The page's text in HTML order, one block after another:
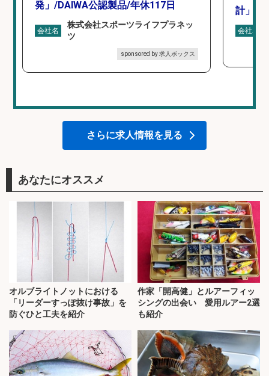
発」/DAIWA公認製品/年休117日
会社名
株式会社スポーツライフプラネッ
ツ
sponsored by 求人ボックス
計」
会社名
さらに求人情報を見る
あなたにオススメ
オルブライトノットにおける
「リーダーすっぽ抜け事故」を
防ぐひと工夫を紹介
作家「開高健」とルアーフィッ
シングの出会い 愛用ルアー2選
も紹介